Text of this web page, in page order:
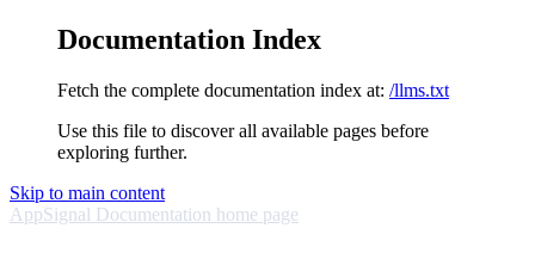
Documentation Index
Fetch the complete documentation index at: /llms.txt
Use this file to discover all available pages before
exploring further.
Skip to main content
AppSignal Documentation home page